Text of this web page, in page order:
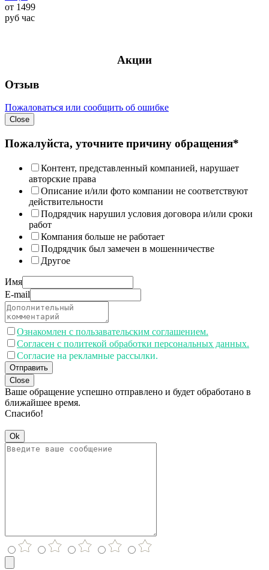
от 1499
руб час
Акции
Отзыв
Пожаловаться или сообщить об ошибке
Close
Пожалуйста, уточните причину обращения*
Контент, представленный компанией, нарушает
авторские права
Описание и/или фото компании не соответствуют
действительности
Подрядчик нарушил условия договора и/или сроки
работ
Компания больше не работает
Подрядчик был замечен в мошенничестве
Другое
Имя
E-mail
Ознакомлен с пользавательским соглашением.
Согласен с политекой обработки персональных данных.
Согласие на рекламные рассылки.
Отправить
Close
Ваше обращение успешно отправлено и будет обработано в
ближайшее время.
Спасибо!
Ok